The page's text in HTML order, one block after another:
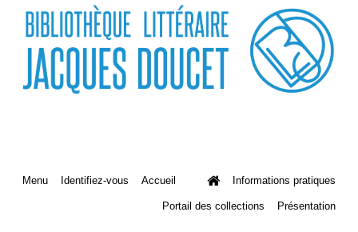
Menu Identifiez-vous Accueil Informations pratiques
Portail des collections Présentation